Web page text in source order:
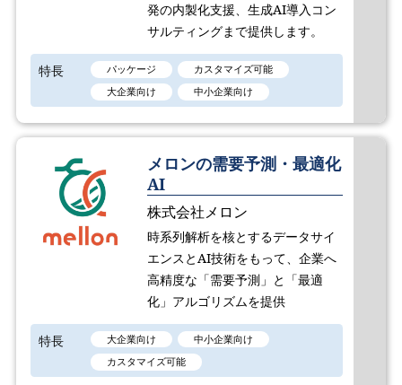
発の内製化支援、生成AI導入コン
サルティングまで提供します。
特長 パッケージ
カスタマイズ可能
大企業向け
中小企業向け
メロンの需要予測・最適化
AI
株式会社メロン
時系列解析を核とするデータサイ
エンスとAI技術をもって、企業へ
高精度な「需要予測」と「最適
化」アルゴリズムを提供
特長 大企業向け
中小企業向け
カスタマイズ可能